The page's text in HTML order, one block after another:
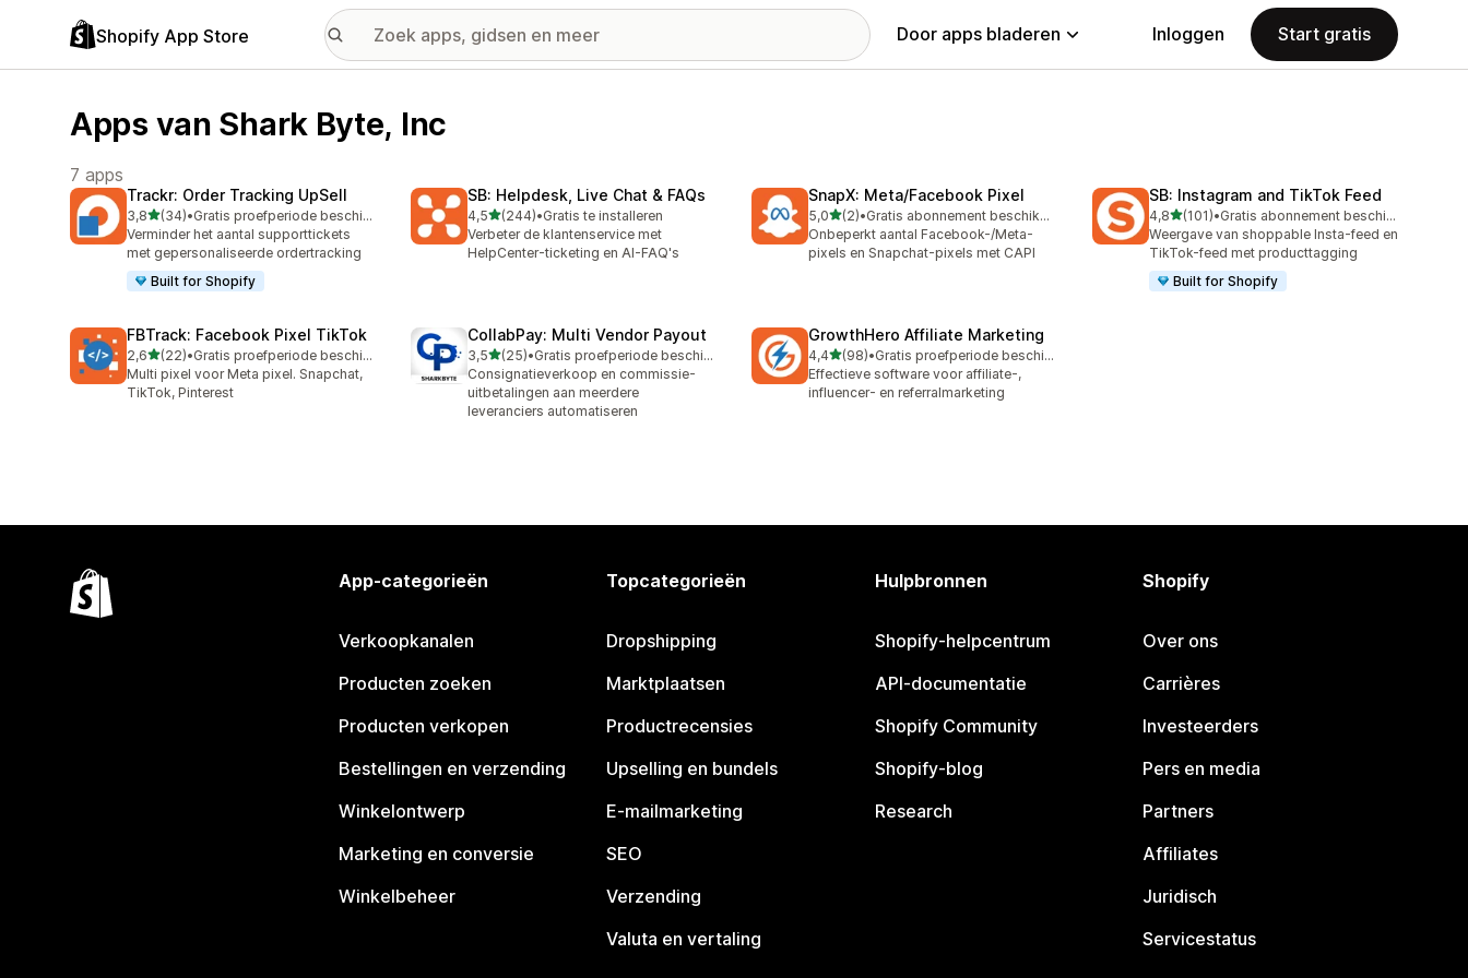
Shopify App Store Door apps bladeren Inloggen Start gratis
Apps van Shark Byte, Inc
7 apps
Trackr: Order Tracking UpSell
3,8van 5 sterren
(34)
34 recensies in totaal
•
Gratis proefperiode beschikbaar
Verminder het aantal supporttickets
met gepersonaliseerde ordertracking
Built for Shopify
SB: Helpdesk, Live Chat & FAQs
4,5van 5 sterren
(244)
244 recensies in totaal
•Gratis te installeren
Verbeter de klantenservice met
HelpCenter-ticketing en AI-FAQ's
SnapX: Meta/Facebook Pixel
5,0van 5 sterren
(2)
2 recensies in totaal
•
Gratis abonnement beschikbaar
Onbeperkt aantal Facebook-/Meta-
pixels en Snapchat-pixels met CAPI
SB: Instagram and TikTok Feed
4,8van 5 sterren
(101)
101 recensies in totaal
•
Gratis abonnement beschikbaar
Weergave van shoppable Insta-feed en
TikTok-feed met producttagging
Built for Shopify
FBTrack: Facebook Pixel TikTok
2,6van 5 sterren
(22)
22 recensies in totaal
•
Gratis proefperiode beschikbaar
Multi pixel voor Meta pixel. Snapchat,
TikTok, Pinterest
CollabPay: Multi Vendor Payout
3,5van 5 sterren
(25)
25 recensies in totaal
•
Gratis proefperiode beschikbaar
Consignatieverkoop en commissie-
uitbetalingen aan meerdere
leveranciers automatiseren
GrowthHero Affiliate Marketing
4,4van 5 sterren
(98)
98 recensies in totaal
•
Gratis proefperiode beschikbaar
Effectieve software voor affiliate-,
influencer- en referralmarketing
App-categorieën
Verkoopkanalen
Producten zoeken
Producten verkopen
Bestellingen en verzending
Winkelontwerp
Marketing en conversie
Winkelbeheer
Topcategorieën
Dropshipping
Marktplaatsen
Productrecensies
Upselling en bundels
E-mailmarketing
SEO
Verzending
Valuta en vertaling
Hulpbronnen
Shopify-helpcentrum
API-documentatie
Shopify Community
Shopify-blog
Research
Shopify
Over ons
Carrières
Investeerders
Pers en media
Partners
Affiliates
Juridisch
Servicestatus